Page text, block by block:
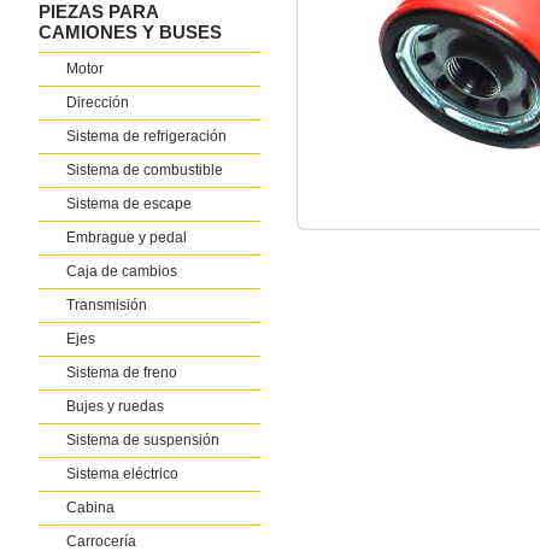
PIEZAS PARA
CAMIONES Y BUSES
Motor
Dirección
Sistema de refrigeración
Sistema de combustible
Sistema de escape
Embrague y pedal
Caja de cambios
Transmisión
Ejes
Sistema de freno
Bujes y ruedas
Sistema de suspensión
Sistema eléctrico
Cabina
Carrocería